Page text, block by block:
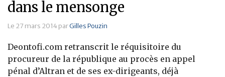
dans le mensonge
Le 27 mars 2014 parGilles Pouzin
Deontofi.com retranscrit le réquisitoire du
procureur de la république au procès en appel
pénal d’Altran et de ses ex-dirigeants, déjà